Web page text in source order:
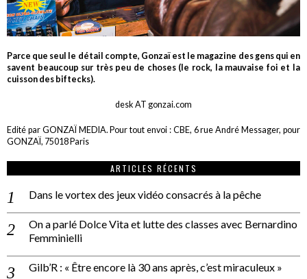
Parce que seul le détail compte, Gonzaï est le magazine des gens qui en
savent beaucoup sur très peu de choses (le rock, la mauvaise foi et la
cuisson des biftecks).
desk AT gonzai.com
Edité par GONZAÏ MEDIA. Pour tout envoi : CBE, 6 rue André Messager, pour
GONZAÏ, 75018 Paris
ARTICLES RÉCENTS
Dans le vortex des jeux vidéo consacrés à la pêche
On a parlé Dolce Vita et lutte des classes avec Bernardino
Femminielli
Gilb’R : « Être encore là 30 ans après, c’est miraculeux »